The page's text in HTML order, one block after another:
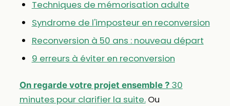
Techniques de mémorisation adulte
Syndrome de l'imposteur en reconversion
Reconversion à 50 ans : nouveau départ
9 erreurs à éviter en reconversion
On regarde votre projet ensemble ?30
minutes pour clarifier la suite.Ou